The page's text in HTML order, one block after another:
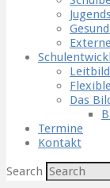
Leitbild
Das
Termine
Kontakt
Search